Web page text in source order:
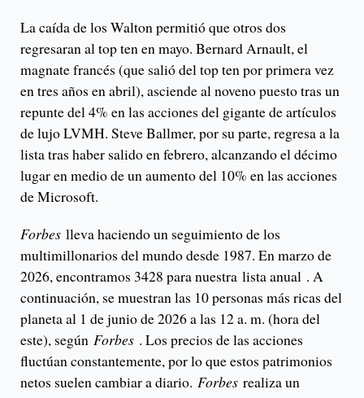
La caída de los Walton permitió que otros dos
regresaran al top ten en mayo. Bernard Arnault, el
magnate francés (que salió del top ten por primera vez
en tres años en abril), asciende al noveno puesto tras un
repunte del 4% en las acciones del gigante de artículos
de lujo LVMH. Steve Ballmer, por su parte, regresa a la
lista tras haber salido en febrero, alcanzando el décimo
lugar en medio de un aumento del 10% en las acciones
de Microsoft.
Forbes lleva haciendo un seguimiento de los
multimillonarios del mundo desde 1987. En marzo de
2026, encontramos 3428 para nuestra lista anual . A
continuación, se muestran las 10 personas más ricas del
planeta al 1 de junio de 2026 a las 12 a. m. (hora del
este), según Forbes . Los precios de las acciones
fluctúan constantemente, por lo que estos patrimonios
netos suelen cambiar a diario. Forbes realiza un